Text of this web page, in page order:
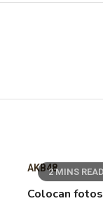
2 MINS READ
AKB48
Colocan